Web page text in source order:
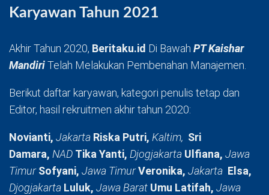
Karyawan Tahun 2021
Akhir Tahun 2020, Beritaku.id Di Bawah PT Kaishar
MandiriTelah Melakukan Pembenahan Manajemen.
Berikut daftar karyawan, kategori penulis tetap dan
Editor, hasil rekruitmen akhir tahun 2020:
Novianti, Jakarta Riska Putri, Kaltim, Sri
Damara, NAD Tika Yanti, Djogjakarta Ulfiana, Jawa
TimurSofyani, Jawa TimurVeronika, Jakarta Elsa,
Djogjakarta Luluk, Jawa Barat Umu Latifah, Jawa